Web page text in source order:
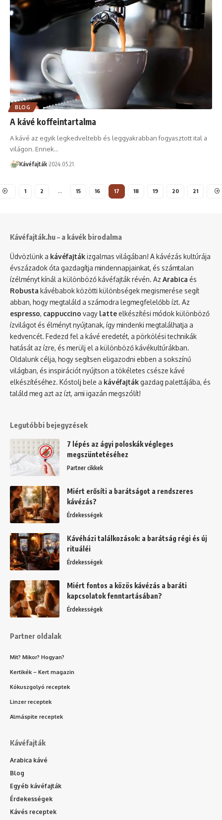
BLOG
A kávé koffeintartalma
A kávé az egyik legkedveltebb és leggyakrabban fogyasztott ital a
világon. Ennek…
Kávéfajták 2024.05.21.
1 2 … 15 16 17 18 19 20 21
Kávéfajták.hu – a kávék birodalma
Üdvözlünk a kávéfajtákizgalmas világában! A kávézás kultúrája
évszázadok óta gazdagítja mindennapjainkat, és számtalan
ízélményt kínál a különböző kávéfajták révén. Az Arabica és
Robusta kávébabok közötti különbségek megismerése segít
abban, hogy megtaláld a számodra legmegfelelőbb ízt. Az
espresso, cappuccino vagy latte elkészítési módok különböző
ízvilágot és élményt nyújtanak, így mindenki megtalálhatja a
kedvencét. Fedezd fel a kávé eredetét, a pörkölési technikák
hatását az ízre, és merülj el a különböző kávékultúrákban.
Oldalunk célja, hogy segítsen eligazodni ebben a sokszínű
világban, és inspirációt nyújtson a tökéletes csésze kávé
elkészítéséhez. Kóstolj bele a kávéfajtákgazdag palettájába, és
találd meg azt az ízt, ami igazán megszólít!
Legutóbbi bejegyzések
7 lépés az ágyi poloskák végleges
megszüntetéséhez
Partner cikkek
Miért erősíti a barátságot a rendszeres
kávézás?
Érdekességek
Kávéházi találkozások: a barátság régi és új
rituáléi
Érdekességek
Miért fontos a közös kávézás a baráti
kapcsolatok fenntartásában?
Érdekességek
Partner oldalak
Mit? Mikor? Hogyan?
Kertikék – Kert magazin
Kókuszgolyó receptek
Linzer receptek
Almáspite receptek
Kávéfajták
Arabica kávé
Blog
Egyéb kávéfajták
Érdekességek
Kávés receptek